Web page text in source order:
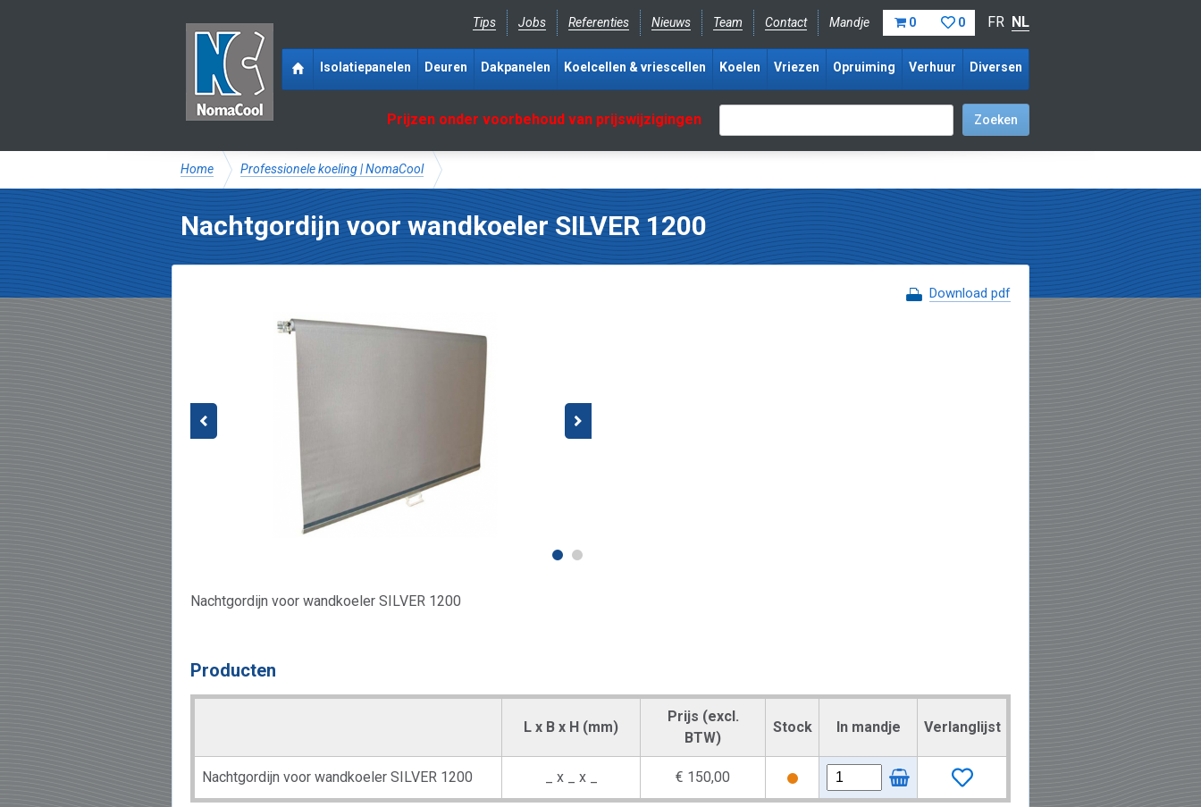
Tips Jobs Referenties Nieuws Team Contact Mandje 0 0 FR NL
Prijzen onder voorbehoud van prijswijzigingen
Isolatiepanelen Deuren Dakpanelen Koelcellen & vriescellen Koelen Vriezen Opruiming Verhuur Diversen
Home Professionele koeling | NomaCool
Nachtgordijn voor wandkoeler SILVER 1200
Download pdf
Nachtgordijn voor wandkoeler SILVER 1200
Producten
L x B x H (mm)
Prijs (excl.
BTW)
Stock In mandje Verlanglijst
Nachtgordijn voor wandkoeler SILVER 1200 _ x _ x _ € 150,00